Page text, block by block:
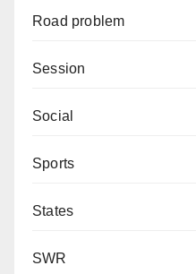
Road problem
Session
Social
Sports
States
SWR